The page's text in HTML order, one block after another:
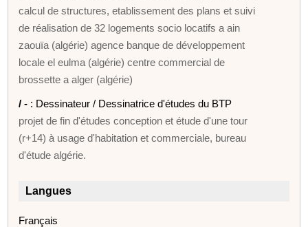
calcul de structures, etablissement des plans et suivi
de réalisation de 32 logements socio locatifs a ain
zaouïa (algérie) agence banque de développement
locale el eulma (algérie) centre commercial de
brossette a alger (algérie)
/ - : Dessinateur / Dessinatrice d'études du BTP
projet de fin d'études conception et étude d'une tour
(r+14) à usage d'habitation et commerciale, bureau
d'étude algérie.
Langues
Français